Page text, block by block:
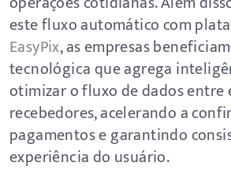
este fluxo automático com
EasyPix, as empresas
tecnológica que agrega
otimizar o fluxo de dados entre
recebedores, acelerando a
pagamentos e garantindo
experiência do usuário.